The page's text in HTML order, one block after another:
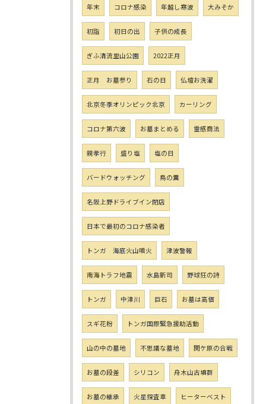
年末 コロナ感染 年越し寒波 大みそか
初詣 初日の出 子供の成長
ぎふ清流里山公園 2022正月
正月 お墓参り 石の日 仏壇お洗濯
北京冬季オリンピック北京 カーリング
コロナ第六波 お墓まとめる 霊感商法
親孝行 盛り塩 塩の日
バードウォッチング 鳥の糞
名阪上野ドライブイン閉店
日本で最初のコロナ感染者
トンガ 海底火山噴火 津波警報
南海トラフ地震 水島新司 野球狂の詩
トンガ 中津川 巨石 お墓は高価
スギ花粉 トンガ国際緊急援助活動
山の中の墓地 不思議な墓地 関ケ原の合戦
お墓の段差 シリコン 舟木山古墳群
お墓の継承 火星探査車 ヒーターベスト